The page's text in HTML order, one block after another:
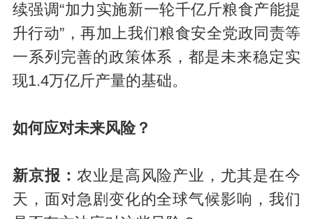
续强调“加力实施新一轮千亿斤粮食产能提
升行动”，再加上我们粮食安全党政同责等
一系列完善的政策体系，都是未来稳定实
现1.4万亿斤产量的基础。
如何应对未来风险？
新京报： 农业是高风险产业，尤其是在今
天，面对急剧变化的全球气候影响，我们